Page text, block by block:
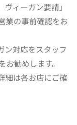
ィーガン要請」
業の事前確認をお
ン対応をスタッフ
勧めします。
細は各お店にご確